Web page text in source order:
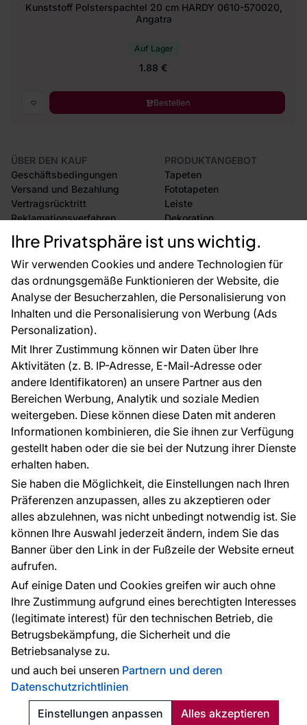
Ihre Privatsphäre ist uns wichtig.
Wir verwenden Cookies und andere Technologien für
das ordnungsgemäße Funktionieren der Website, die
Analyse der Besucherzahlen, die Personalisierung von
Inhalten und die Personalisierung von Werbung (Ads
Personalization).
Mit Ihrer Zustimmung können wir Daten über Ihre
Aktivitäten (z. B. IP-Adresse, E-Mail-Adresse oder
andere Identifikatoren) an unsere Partner aus den
Bereichen Werbung, Analytik und soziale Medien
weitergeben. Diese können diese Daten mit anderen
Informationen kombinieren, die Sie ihnen zur Verfügung
gestellt haben oder die sie bei der Nutzung ihrer Dienste
erhalten haben.
Sie haben die Möglichkeit, die Einstellungen nach Ihren
Präferenzen anzupassen, alles zu akzeptieren oder
alles abzulehnen, was nicht unbedingt notwendig ist. Sie
können Ihre Auswahl jederzeit ändern, indem Sie das
Banner über den Link in der Fußzeile der Website erneut
aufrufen.
Auf einige Daten und Cookies greifen wir auch ohne
Ihre Zustimmung aufgrund eines berechtigten Interesses
(legitimate interest) für den technischen Betrieb, die
Betrugsbekämpfung, die Sicherheit und die
Betriebsanalyse zu.
und auch bei unseren Partnern und deren
Datenschutzrichtlinien
Einstellungen anpassen
Alles akzeptieren
Kunststoff Polsterspachtel 20 cm HARDY 0610-570020,
Angatra
Auf Lager
1.88 €
Bestellen
ÜBER DEN KAUF
Geschäftsbedingungen
Versand und Bezahlung
Vertragsrücktritt
Reklamationsverfahren
Rücksendung von Waren
CE-Zertifizierung
Großhandel
Raumvisualisierung
PRODUKTANGEBOT
Tapeten
Fototapeten
Leiste
Dekoration
Selbstklebende Folien
Zubehör
Tapetenmuster
FÜR SIE
Blog
EU-Projekte
Ratschläge und Tipps
FAQ
ÜBER DAS UNTERNEHMEN
Kontakt
Haben Sie Fragen? Wir helfen Ihnen gerne weiter
und beraten Sie persönlich.
+49 781 95633072
service@tapeteneshop.de
Zahlungsarten:
Die Zahlungen werden geleistet von:
© 2010 - 2026 Tapeteneshop
Created:
Reklalink s.r.o.
Schutz personenbezogener Daten